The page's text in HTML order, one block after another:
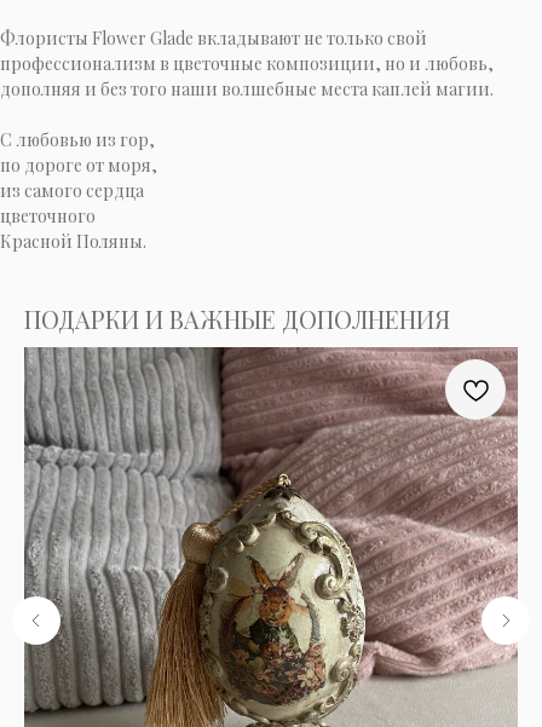
Флористы Flower Glade вкладывают не только свой
профессионализм в цветочные композиции, но и любовь,
дополняя и без того наши волшебные места каплей магии.
C любовью из гор,
по дороге от моря,
из самого сердца
цветочного
Красной Поляны.
ПОДАРКИ И ВАЖНЫЕ ДОПОЛНЕНИЯ